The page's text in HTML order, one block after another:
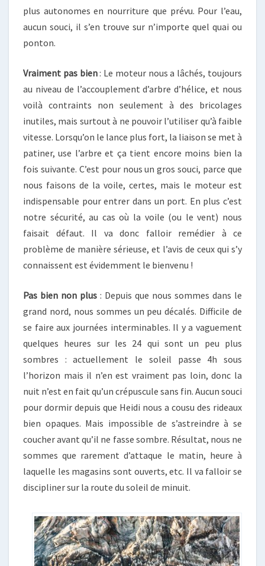
plus autonomes en nourriture que prévu. Pour l’eau,
aucun souci, il s’en trouve sur n’importe quel quai ou
ponton.
Vraiment pas bien: Le moteur nous a lâchés, toujours
au niveau de l’accouplement d’arbre d’hélice, et nous
voilà contraints non seulement à des bricolages
inutiles, mais surtout à ne pouvoir l’utiliser qu’à faible
vitesse. Lorsqu’on le lance plus fort, la liaison se met à
patiner, use l’arbre et ça tient encore moins bien la
fois suivante. C’est pour nous un gros souci, parce que
nous faisons de la voile, certes, mais le moteur est
indispensable pour entrer dans un port. En plus c’est
notre sécurité, au cas où la voile (ou le vent) nous
faisait défaut. Il va donc falloir remédier à ce
problème de manière sérieuse, et l’avis de ceux qui s’y
connaissent est évidemment le bienvenu !
Pas bien non plus : Depuis que nous sommes dans le
grand nord, nous sommes un peu décalés. Difficile de
se faire aux journées interminables. Il y a vaguement
quelques heures sur les 24 qui sont un peu plus
sombres : actuellement le soleil passe 4h sous
l’horizon mais il n’en est vraiment pas loin, donc la
nuit n’est en fait qu’un crépuscule sans fin. Aucun souci
pour dormir depuis que Heidi nous a cousu des rideaux
bien opaques. Mais impossible de s’astreindre à se
coucher avant qu’il ne fasse sombre. Résultat, nous ne
sommes que rarement d’attaque le matin, heure à
laquelle les magasins sont ouverts, etc. Il va falloir se
discipliner sur la route du soleil de minuit.